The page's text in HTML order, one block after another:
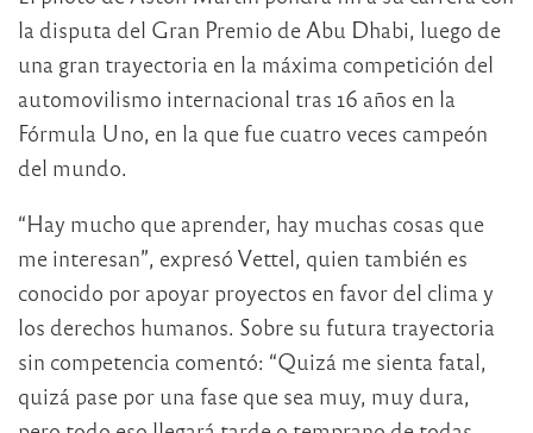
la disputa del Gran Premio de Abu Dhabi, luego de
una gran trayectoria en la máxima competición del
automovilismo internacional tras 16 años en la
Fórmula Uno, en la que fue cuatro veces campeón
del mundo.
“Hay mucho que aprender, hay muchas cosas que
me interesan”, expresó Vettel, quien también es
conocido por apoyar proyectos en favor del clima y
los derechos humanos. Sobre su futura trayectoria
sin competencia comentó: “Quizá me sienta fatal,
quizá pase por una fase que sea muy, muy dura,